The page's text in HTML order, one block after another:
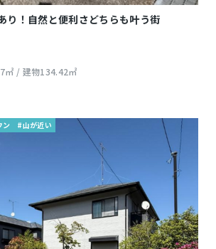
り！自然と便利さどちらも叶う街
㎡ / 建物134.42㎡
ン #山が近い